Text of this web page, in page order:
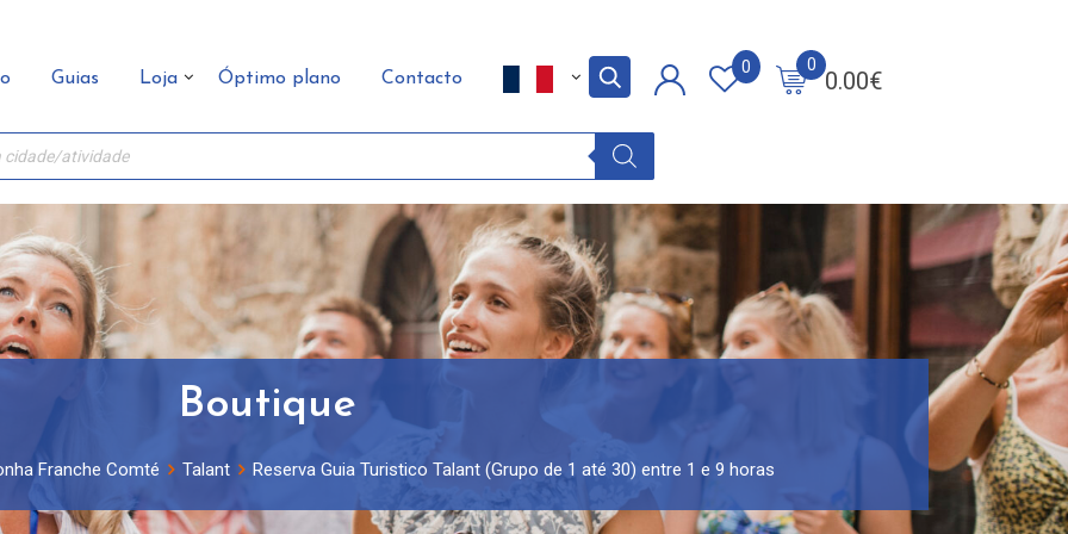
Guias Loja Óptimo plano Contacto 0.00€
0
0
Boutique
Franche Comté Talant Reserva Guia Turistico Talant (Grupo de 1 até 30) entre 1 e 9 horas